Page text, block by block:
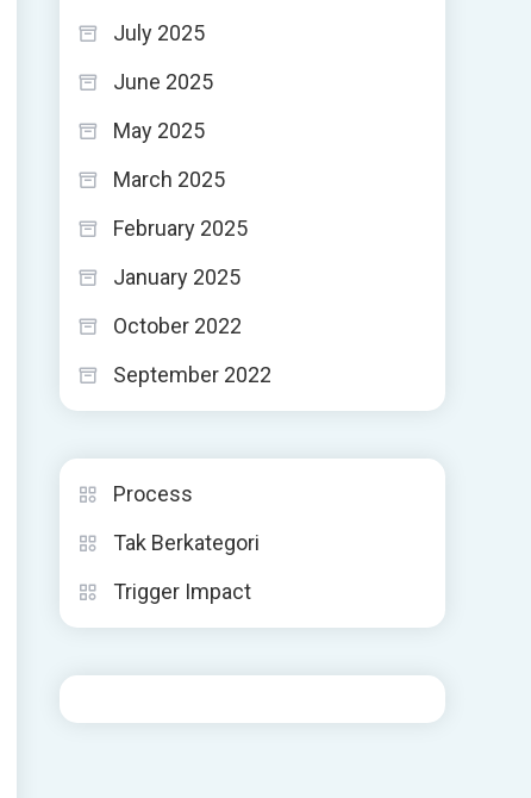
July 2025
June 2025
May 2025
March 2025
February 2025
January 2025
October 2022
September 2022
Process
Tak Berkategori
Trigger Impact